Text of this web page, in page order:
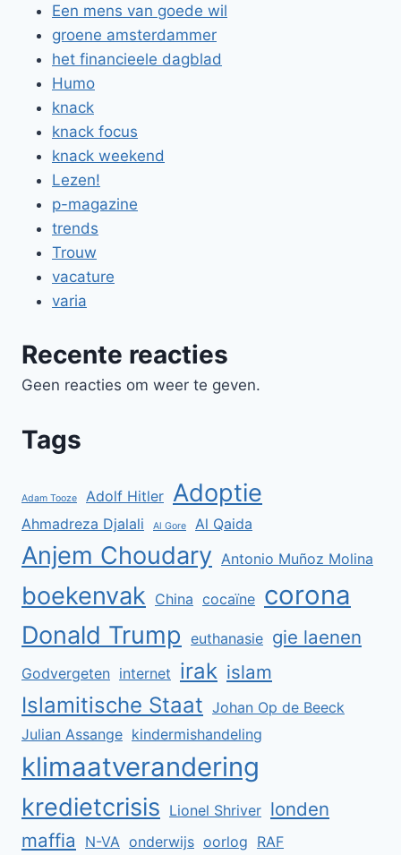
Een mens van goede wil
groene amsterdammer
het financieele dagblad
Humo
knack
knack focus
knack weekend
Lezen!
p-magazine
trends
Trouw
vacature
varia
Recente reacties
Geen reacties om weer te geven.
Tags
Adam Tooze Adolf Hitler Adoptie
Ahmadreza Djalali Al Gore Al Qaida
Anjem Choudary Antonio Muñoz Molina
boekenvak China cocaïne corona
Donald Trump euthanasie gie laenen
Godvergeten internet irak islam
Islamitische Staat Johan Op de Beeck
Julian Assange kindermishandeling
klimaatverandering
kredietcrisis Lionel Shriver londen
maffia
N-VA onderwijs oorlog RAF